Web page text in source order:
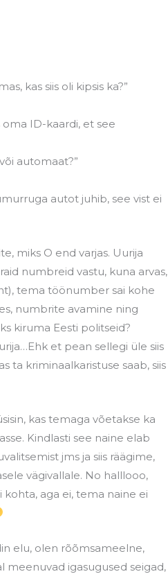
kas siis oli kipsis ka?”
oma ID-kaardi, et see
automaat?”
autot juhib, see vist ei
miks O end varjas. Uurija
numbreid vastu, kuna arvas,
tema töönumber sai kohe
numbrite avamine ning
kiruma Eesti politseid?
et pean sellegi üle siis
ta kriminaalkaristuse saab, siis
kas temaga võetakse ka
Kindlasti see naine elab
jms ja siis räägime,
vägivallale. No halllooo,
aga ei, tema naine ei
elu, olen rõõmsameelne,
meenuvad igasugused seigad,